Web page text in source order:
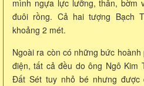
mình ngựa lực lưỡng, thân, bờm
đuôi rồng. Cả hai tượng Bạch
khoảng 2 mét.
Ngoài ra còn có những bức
điện, tất cả đều do ông Ngô Kim
Đất Sét tuy nhỏ bé nhưng được